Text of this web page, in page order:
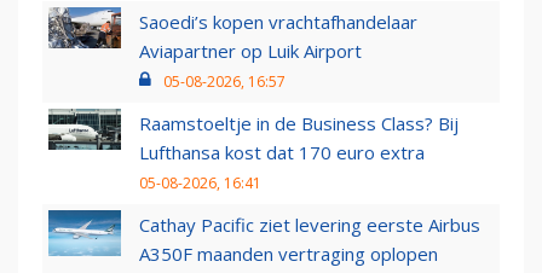
Saoedi’s kopen vrachtafhandelaar
Aviapartner op Luik Airport
05-08-2026, 16:57
Raamstoeltje in de Business Class? Bij
Lufthansa kost dat 170 euro extra
05-08-2026, 16:41
Cathay Pacific ziet levering eerste Airbus
A350F maanden vertraging oplopen